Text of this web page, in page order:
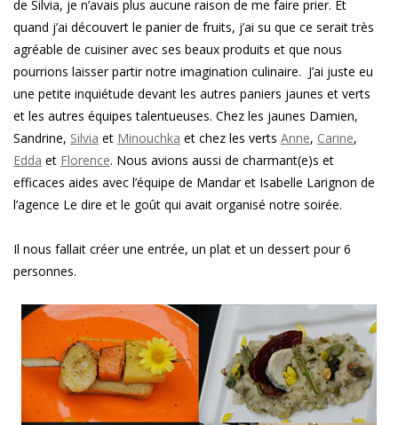
de Silvia, je n’avais plus aucune raison de me faire prier. Et
quand j’ai découvert le panier de fruits, j’ai su que ce serait très
agréable de cuisiner avec ses beaux produits et que nous
pourrions laisser partir notre imagination culinaire. J’ai juste eu
une petite inquiétude devant les autres paniers jaunes et verts
et les autres équipes talentueuses. Chez les jaunes Damien,
Sandrine, Silvia et Minouchka et chez les verts Anne, Carine,
Edda et Florence. Nous avions aussi de charmant(e)s et
efficaces aides avec l’équipe de Mandar et Isabelle Larignon de
l’agence Le dire et le goût qui avait organisé notre soirée.
Il nous fallait créer une entrée, un plat et un dessert pour 6
personnes.